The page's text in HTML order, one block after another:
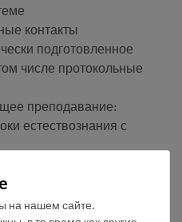
контакты
подготовленное
числе протокольные
преподавание:
естествознания с
на нашем сайте.